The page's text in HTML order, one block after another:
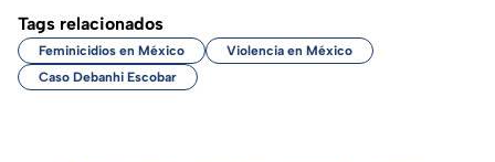
Tags relacionados
Feminicidios en México
Violencia en México
Caso Debanhi Escobar